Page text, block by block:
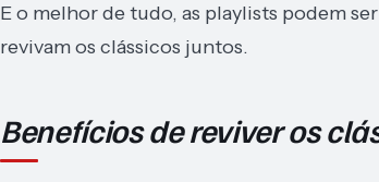
E o melhor de tudo, as playlists podem
revivam os clássicos juntos.
Benefícios de reviver os